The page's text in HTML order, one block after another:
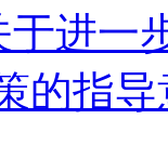
于进
的指